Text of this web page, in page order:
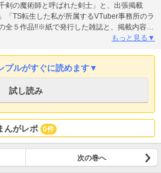
剣の魔術師と呼ばれた剣士」と、出張掲載
「TS転生した私が所属するVTuber事務所のラ
全５作品!!※紙で発行した雑誌と、掲載内容が
別付録はついておりません。またプレゼン
もっと見る▼
プルがすぐに読めます▼
試し読み
んがレポ 0件
次の巻へ